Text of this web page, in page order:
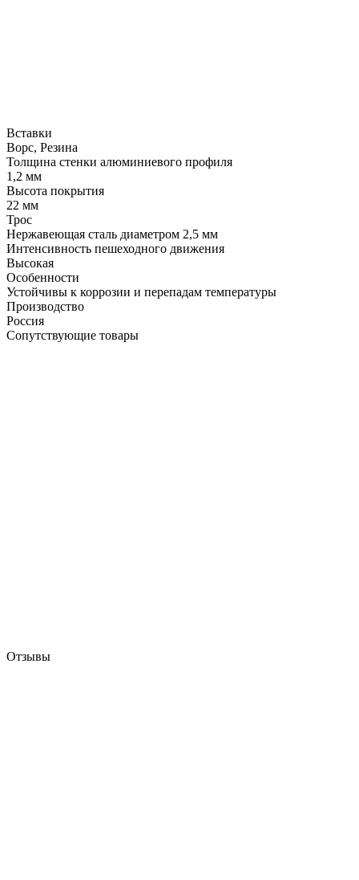
Вставки
Ворс, Резина
Толщина стенки алюминиевого профиля
1,2 мм
Высота покрытия
22 мм
Трос
Нержавеющая сталь диаметром 2,5 мм
Интенсивность пешеходного движения
Высокая
Особенности
Устойчивы к коррозии и перепадам температуры
Производство
Россия
Сопутствующие товары
Отзывы